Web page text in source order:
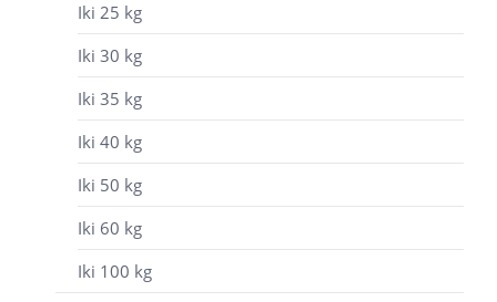
Iki 25 kg
Iki 30 kg
Iki 35 kg
Iki 40 kg
Iki 50 kg
Iki 60 kg
Iki 100 kg